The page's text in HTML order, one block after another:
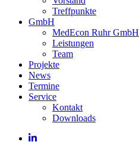
Treffpunkte
GmbH
MedEcon Ruhr GmbH
Leistungen
Team
Projekte
News
Termine
Service
Kontakt
Downloads